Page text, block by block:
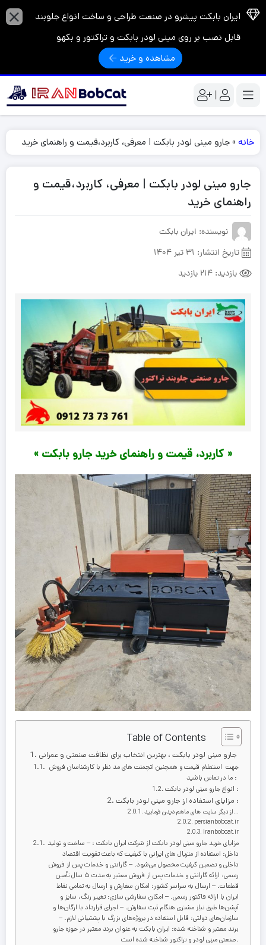
ایران بابکت پیشرو در صنعت طراحی و ساخت انواع جلوبند
قابل نصب بر روی مینی لودر بابکت و تراکتور و بکهو
مشاهده و خرید
|
خانه »جارو مینی لودر بابکت | معرفی، کاربرد،قیمت و راهنمای خرید
جارو مینی لودر بابکت | معرفی، کاربرد،قیمت و
راهنمای خرید
نویسنده: ایران بابکت
تاریخ انتشار: 31 تیر 1404
بازدید: 214 بازدید
« کاربرد، قیمت و راهنمای خرید جارو بابکت »
Table of Contents
ما در تماس باشید :
انواع جارو مینی لودر بابکت :
مزایای استفاده از جارو مینی لودر بابکت :
از دیگر سایت های ماهم دیدن فرمایید…
persianbobcat.ir
Iranbobcat.ir
مزایای خرید جارو مینی لودر بابکت از شرکت ایران بابکت : – ساخت و تولید
داخل: استفاده از متریال‌ های ایرانی با کیفیت که باعث تقویت اقتصاد
داخلی و تضمین کیفیت محصول می‌شود. – گارانتی و خدمات پس از فروش
رسمی: ارائه گارانتی و خدمات پس از فروش معتبر به مدت ۵ سال تأمین
قطعات. – ارسال به سراسر کشور: امکان سفارش و ارسال به تمامی نقاط
ایران با ارائه فاکتور رسمی. – امکان سفارشی‌ سازی: تغییر رنگ، سایز و
آپشن‌ها طبق نیاز مشتری هنگام ثبت سفارش. – اجرای قرارداد با ارگان‌ها و
سازمان‌های دولتی: قابل استفاده در پروژه‌های بزرگ با پشتیبانی لازم. –
برند معتبر و شناخته شده: ایران بابکت به عنوان برند معتبر در حوزه جارو
صنعتی مینی لودر و تراکتور شناخته شده است.